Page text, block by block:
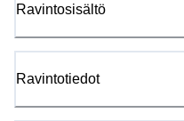
Ravintosisältö
Ravintotiedot